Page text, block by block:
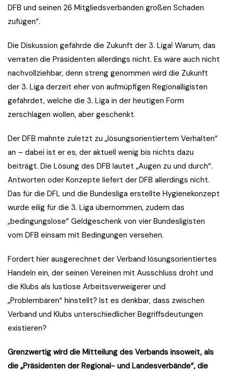
DFB und seinen 26 Mitgliedsverbänden großen Schaden
zufügen“.
Die Diskussion gefährde die Zukunft der 3. Liga! Warum, das
verraten die Präsidenten allerdings nicht. Es wäre auch nicht
nachvollziehbar, denn streng genommen wird die Zukunft
der 3. Liga derzeit eher von aufmüpfigen Regionalligisten
gefährdet, welche die 3. Liga in der heutigen Form
zerschlagen wollen, aber geschenkt.
Der DFB mahnte zuletzt zu „lösungsorientiertem Verhalten“
an – dabei ist er es, der aktuell wenig bis nichts dazu
beiträgt. Die Lösung des DFB lautet „Augen zu und durch“.
Antworten oder Konzepte liefert der DFB allerdings nicht.
Das für die DFL und die Bundesliga erstellte Hygienekonzept
wurde eilig für die 3. Liga übernommen, zudem das
„bedingungslose“ Geldgeschenk von vier Bundesligisten
vom DFB einsam mit Bedingungen versehen.
Fordert hier ausgerechnet der Verband lösungsorientiertes
Handeln ein, der seinen Vereinen mit Ausschluss droht und
die Klubs als lustlose Arbeitsverweigerer und
„Problembären“ hinstellt? Ist es denkbar, dass zwischen
Verband und Klubs unterschiedlicher Begriffsdeutungen
existieren?
Grenzwertig wird die Mitteilung des Verbands insoweit, als
die „Präsidenten der Regional- und Landesverbände“, die